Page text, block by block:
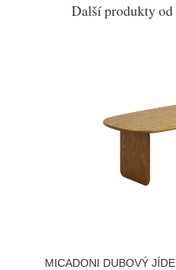
Další produkty
MICADONI DUBOVÝ